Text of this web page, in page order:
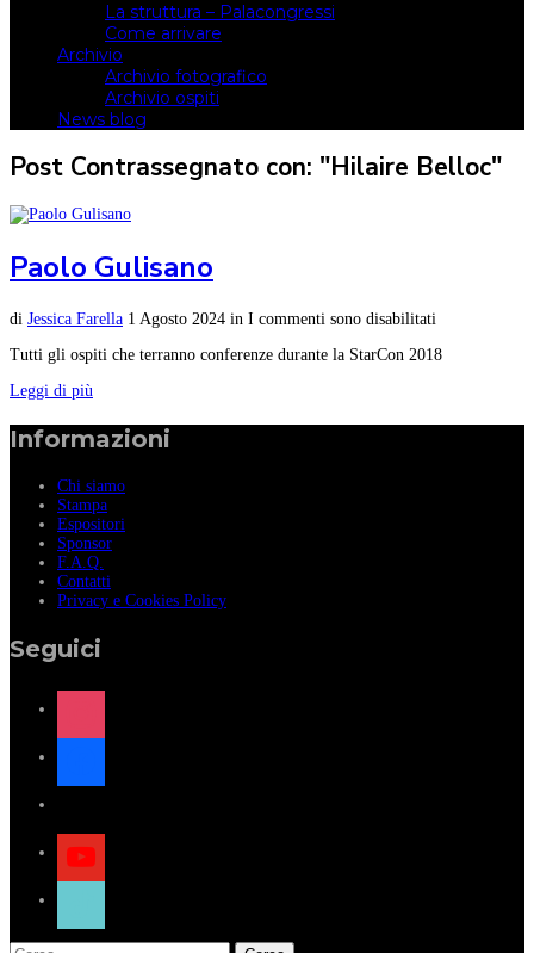
La struttura – Palacongressi
Come arrivare
Archivio
Archivio fotografico
Archivio ospiti
News blog
Post Contrassegnato con: "Hilaire Belloc"
Paolo Gulisano
di Jessica Farella 1 Agosto 2024 in I commenti sono disabilitati
Tutti gli ospiti che terranno conferenze durante la StarCon 2018
Leggi di più
Informazioni
Chi siamo
Stampa
Espositori
Sponsor
F.A.Q.
Contatti
Privacy e Cookies Policy
Seguici
instagram
facebook
x
youtube
tiktok